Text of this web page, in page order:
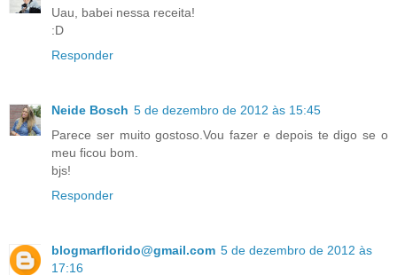
Uau, babei nessa receita!
:D
Responder
Neide Bosch 5 de dezembro de 2012 às 15:45
Parece ser muito gostoso.Vou fazer e depois te digo se o
meu ficou bom.
bjs!
Responder
blogmarflorido@gmail.com 5 de dezembro de 2012 às
17:16